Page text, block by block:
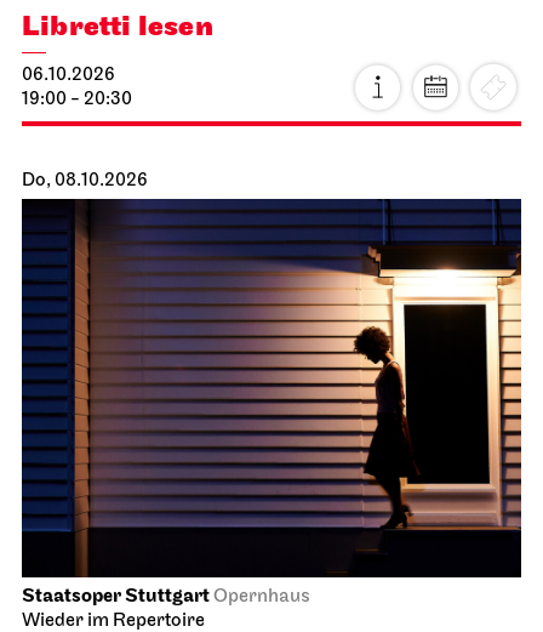
Libretti lesen
06.10.2026
19:00 - 20:30
Do, 08.10.2026
Staatsoper StuttgartOpernhaus
Wieder im Repertoire